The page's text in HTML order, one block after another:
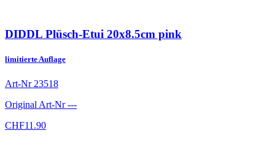
DIDDL Plüsch-Etui 20x8.5cm pink
limitierte Auflage
Art-Nr 23518
Original Art-Nr---
CHF11.90